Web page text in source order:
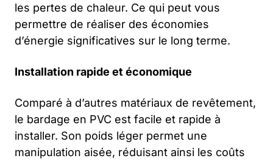
les pertes de chaleur. Ce qui peut vous
permettre de réaliser des économies
d’énergie significatives sur le long terme.
Installation rapide et économique
Comparé à d’autres matériaux de revêtement,
le bardage en PVC est facile et rapide à
installer. Son poids léger permet une
manipulation aisée, réduisant ainsi les coûts